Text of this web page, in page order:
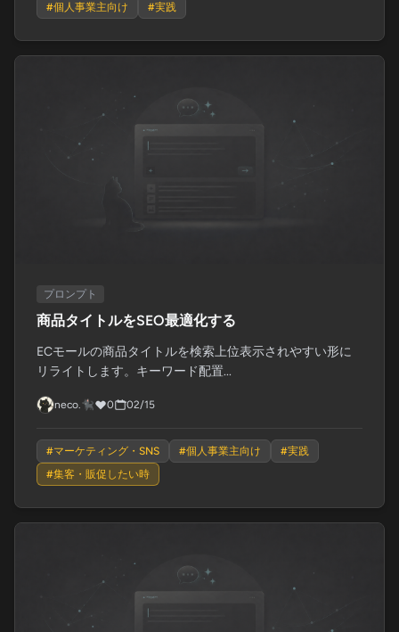
#個人事業主向け #実践
プロンプト
商品タイトルをSEO最適化する
ECモールの商品タイトルを検索上位表示されやすい形に
リライトします。キーワード配置...
neco.🐈‍⬛ 0 02/15
#マーケティング・SNS #個人事業主向け #実践
#集客・販促したい時